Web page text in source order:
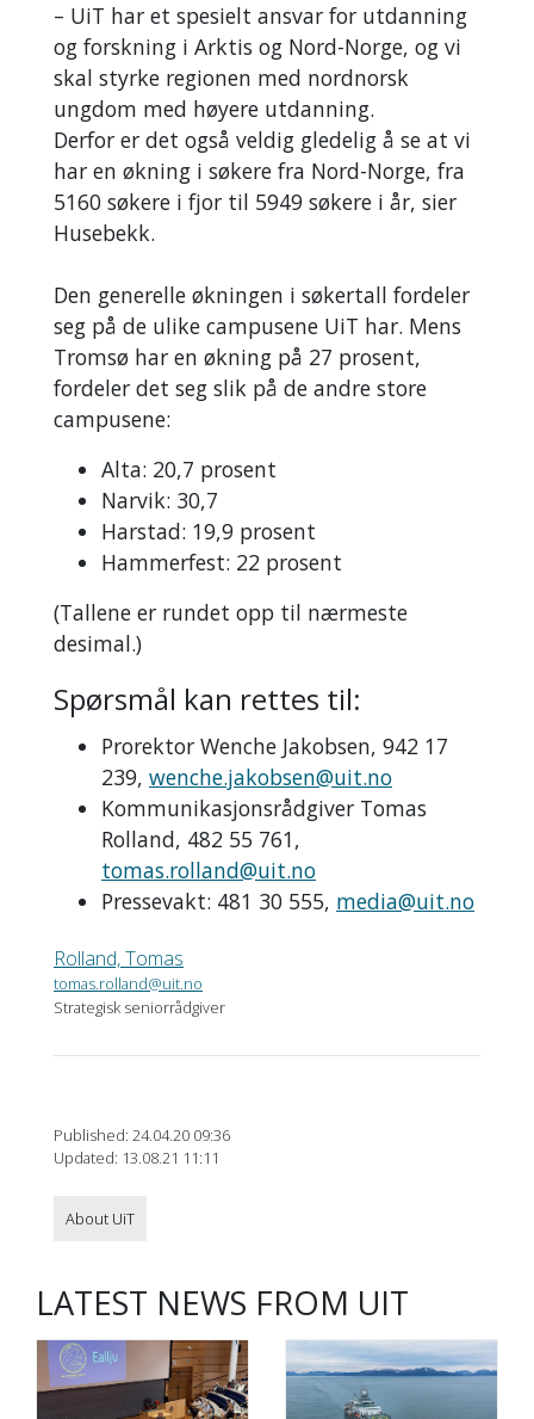
– UiT har et spesielt ansvar for utdanning
og forskning i Arktis og Nord-Norge, og vi
skal styrke regionen med nordnorsk
ungdom med høyere utdanning.
Derfor er det også veldig gledelig å se at vi
har en økning i søkere fra Nord-Norge, fra
5160 søkere i fjor til 5949 søkere i år, sier
Husebekk.
Den generelle økningen i søkertall fordeler
seg på de ulike campusene UiT har. Mens
Tromsø har en økning på 27 prosent,
fordeler det seg slik på de andre store
campusene:
Alta: 20,7 prosent
Narvik: 30,7
Harstad: 19,9 prosent
Hammerfest: 22 prosent
(Tallene er rundet opp til nærmeste
desimal.)
Spørsmål kan rettes til:
Prorektor Wenche Jakobsen, 942 17
239, wenche.jakobsen@uit.no
Kommunikasjonsrådgiver Tomas
Rolland, 482 55 761,
tomas.rolland@uit.no
Pressevakt: 481 30 555, media@uit.no
Rolland, Tomas
tomas.rolland@uit.no
Strategisk seniorrådgiver
Published: 24.04.20 09:36
Updated: 13.08.21 11:11
About UiT
LATEST NEWS FROM UIT